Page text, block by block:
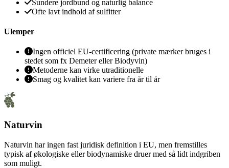
Sundere jordbund og naturlig balance
Ofte lavt indhold af sulfitter
Ulemper
Ingen officiel EU-certificering (private mærker bruges i
stedet som fx Demeter eller Biodyvin)
Metoderne kan virke utraditionelle
Smag og kvalitet kan variere fra år til år
Naturvin
Naturvin har ingen fast juridisk definition i EU, men fremstilles
typisk af økologiske eller biodynamiske druer med så lidt indgriben
som muligt.